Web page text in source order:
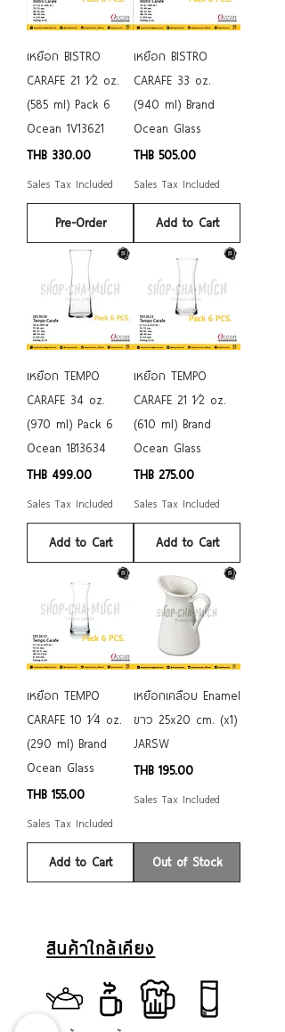
เหยือก BISTRO
CARAFE 21 1⁄2 oz.
(585 ml) Pack 6
Ocean 1V13621
Price
THB 330.00
Sales Tax Included
Pre-Order
เหยือก BISTRO
CARAFE 33 oz.
(940 ml) Brand
Ocean Glass
Price
THB 505.00
Sales Tax Included
Add to Cart
เหยือก TEMPO
CARAFE 34 oz.
(970 ml) Pack 6
Ocean 1B13634
Price
THB 499.00
Sales Tax Included
Add to Cart
เหยือก TEMPO
CARAFE 21 1⁄2 oz.
(610 ml) Brand
Ocean Glass
Price
THB 275.00
Sales Tax Included
Add to Cart
เหยือก TEMPO
CARAFE 10 1⁄4 oz.
(290 ml) Brand
Ocean Glass
Price
THB 155.00
Sales Tax Included
Add to Cart
เหยือกเคลือบ Enamel
ขาว 25x20 cm. (x1)
JARSW
Price
THB 195.00
Sales Tax Included
Out of Stock
สินค้าใกล้เคียง